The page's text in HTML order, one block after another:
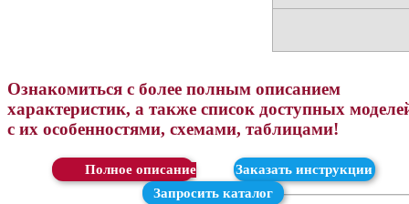
Ознакомиться с более полным описанием
характеристик, а также список доступных
с их особенностями, схемами, таблицами!
Скачать
Заказать инструкции
Запросить каталог